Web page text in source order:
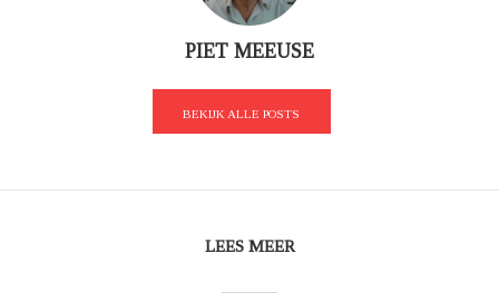
PIET MEEUSE
BEKIJK ALLE POSTS
LEES MEER